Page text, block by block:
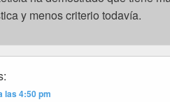
y menos criterio todavía.
las 4:50 pm